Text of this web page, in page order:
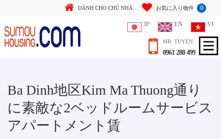
DÀNH CHO CHỦ NHÀ お気に入り物件 0
JP EN VI
MR. TUYEN
0961 288 499
Ba Dinh地区Kim Ma Thuong通り
に素敵な2ベッドルームサービス
アパートメント賃